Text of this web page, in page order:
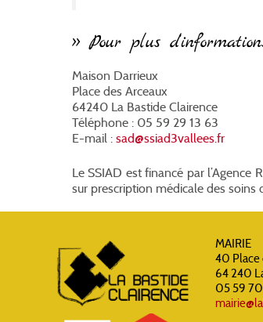
>> Pour plus
Maison Darrieux
Place des Arceaux
64240 La Bastide Clairence
Téléphone : 05 59 29 13 63
E-mail : sad@ssiad3vallees.fr
Le SSIAD est financé par
sur prescription médicale des soins
MAIRIE
40 Place
64 240
05 59